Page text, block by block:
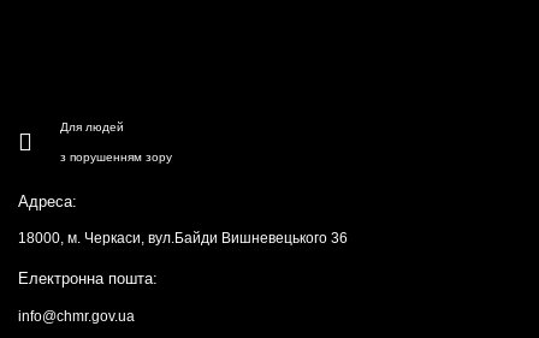
Для людей
з порушенням зору
Адреса:
18000, м. Черкаси, вул.Байди Вишневецького 36
Електронна пошта:
info@chmr.gov.ua